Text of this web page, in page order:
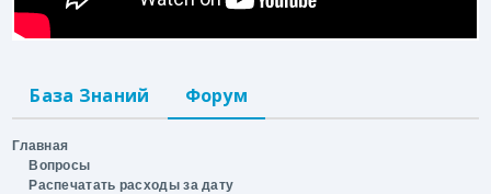
База Знаний Форум
Главная
Вопросы
Распечатать расходы за дату